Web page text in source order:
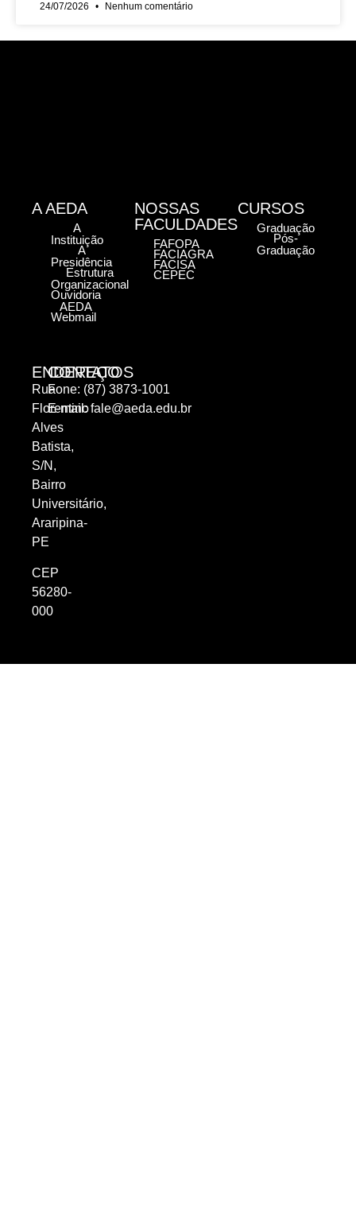
24/07/2026 Nenhum comentário
ENDEREÇO
Rua
Florentino
Alves
Batista,
S/N,
Bairro
Universitário,
Araripina-
PE
CEP
56280-
000
CONTATOS
Fone: (87) 3873-1001
E-mail:fale@aeda.edu.br
A AEDA
A
Instituição
A
Presidência
Estrutura
Organizacional
Ouvidoria
AEDA
Webmail
NOSSAS
FACULDADES
FAFOPA
FACIAGRA
FACISA
CEPEC
CURSOS
Graduação
Pós-
Graduação